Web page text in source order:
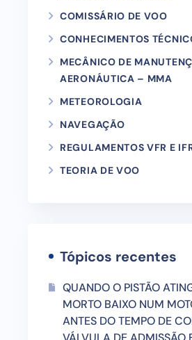
COMISSÁRIO DE VOO
CONHECIMENTOS
MECÂNICO DE
AERONÁUTICA – MMA
METEOROLOGIA
NAVEGAÇÃO
REGULAMENTOS VFR E
TEORIA DE VOO
Tópicos recentes
QUANDO O PISTÃO
MORTO BAIXO NUM
ANTES DO TEMPO DE